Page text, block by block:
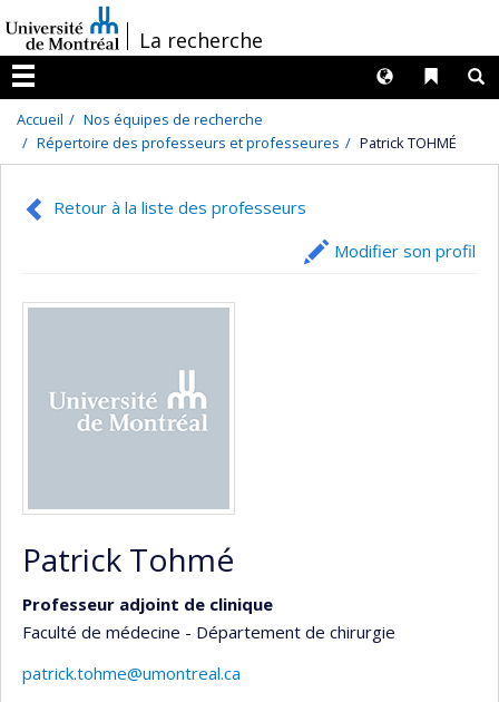
au
contenu
/La recherche
Menu
Liens
Langues
Accueil
Nos équipes de recherche
Répertoire des professeurs et professeures
Patrick TOHMÉ
Retour à la liste des professeurs
Modifier son profil
Patrick Tohmé
Professeur adjoint de clinique
Faculté de médecine - Département de chirurgie
patrick.tohme@umontreal.ca